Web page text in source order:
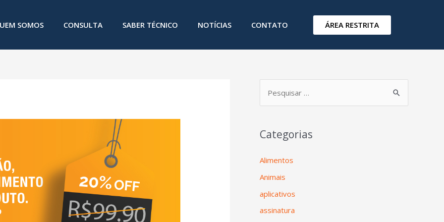
SOMOS CONSULTA SABER TÉCNICO NOTÍCIAS CONTATO ÁREA RESTRITA
Categorias
Alimentos
Animais
aplicativos
assinatura